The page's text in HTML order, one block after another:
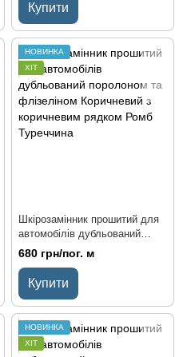
Купити
НОВИНКА
ХІТ
Шкірозамінник прошитий для
автомобілів дубльований
поролоном та флізеліном
Коричневий з коричневим
рядком Ромб Туреччина
680 грн/пог. м
Купити
НОВИНКА
ХІТ